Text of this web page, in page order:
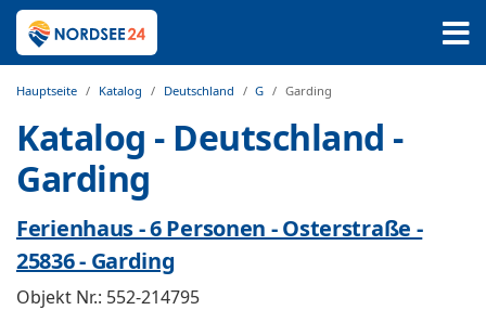
Hauptseite Katalog Deutschland G Garding
Katalog - Deutschland -
Garding
Ferienhaus - 6 Personen - Osterstraße -
25836 - Garding
Objekt Nr.: 552-214795